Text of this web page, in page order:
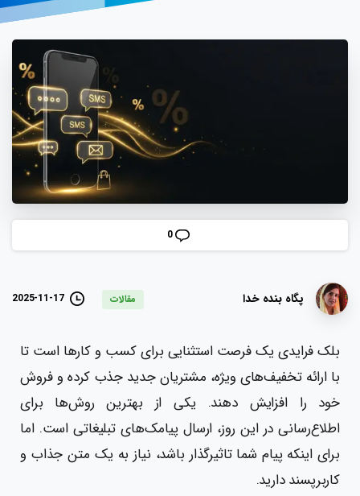
0
پگاه بنده خدا مقالات 2025-11-17
بلک فرایدی یک فرصت استثنایی برای کسب و کارها است تا
با ارائه تخفیف‌های ویژه، مشتریان جدید جذب کرده و فروش
خود را افزایش دهند. یکی از بهترین روش‌ها برای
اطلاع‌رسانی در این روز، ارسال پیامک‌های تبلیغاتی است. اما
برای اینکه پیام شما تاثیرگذار باشد، نیاز به یک متن جذاب و
کاربرپسند دارید.